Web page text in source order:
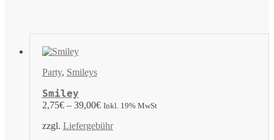
Party, Smileys
Smiley
2,75€– 39,00€ Inkl. 19% MwSt
zzgl. Liefergebühr